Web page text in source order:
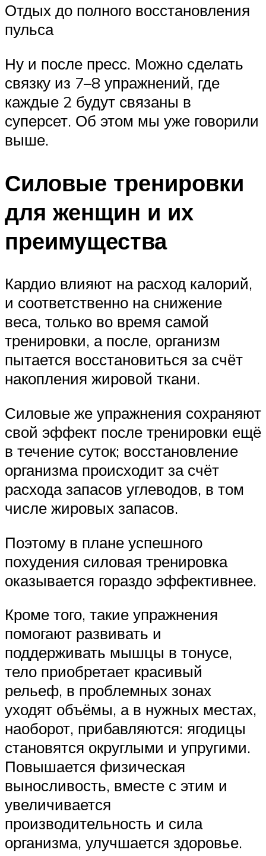
Отдых до полного восстановления
пульса
Ну и после пресс. Можно сделать
связку из 7–8 упражнений, где
каждые 2 будут связаны в
суперсет. Об этом мы уже говорили
выше.
Силовые тренировки
для женщин и их
преимущества
Кардио влияют на расход калорий,
и соответственно на снижение
веса, только во время самой
тренировки, а после, организм
пытается восстановиться за счёт
накопления жировой ткани.
Силовые же упражнения сохраняют
свой эффект после тренировки ещё
в течение суток; восстановление
организма происходит за счёт
расхода запасов углеводов, в том
числе жировых запасов.
Поэтому в плане успешного
похудения силовая тренировка
оказывается гораздо эффективнее.
Кроме того, такие упражнения
помогают развивать и
поддерживать мышцы в тонусе,
тело приобретает красивый
рельеф, в проблемных зонах
уходят объёмы, а в нужных местах,
наоборот, прибавляются: ягодицы
становятся округлыми и упругими.
Повышается физическая
выносливость, вместе с этим и
увеличивается
производительность и сила
организма, улучшается здоровье.